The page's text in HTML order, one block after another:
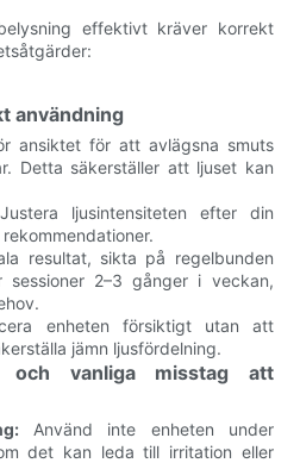
effektivt kräver korrekt
användning
ansiktet för att avlägsna smuts
Detta säkerställer att ljuset kan
ljusintensiteten efter din
resultat, sikta på regelbunden
sessioner 2–3 gånger i veckan,
enheten försiktigt utan att
jämn ljusfördelning.
och vanliga misstag att
Använd inte enheten under
det kan leda till irritation eller